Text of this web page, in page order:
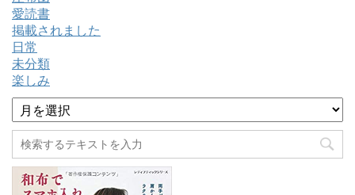
愛読書
掲載されました
日常
未分類
楽しみ
ア
ー
カ
イ
ブ